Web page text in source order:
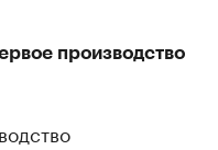
производство